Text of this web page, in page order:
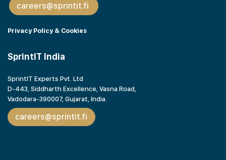
careers@sprintit.fi
Privacy Policy & Cookies
SprintIT India
SprintIT Experts Pvt. Ltd
D-443, Siddharth Excellence, Vasna Road,
Vadodara-390007, Gujarat, India.
careers@sprintit.fi